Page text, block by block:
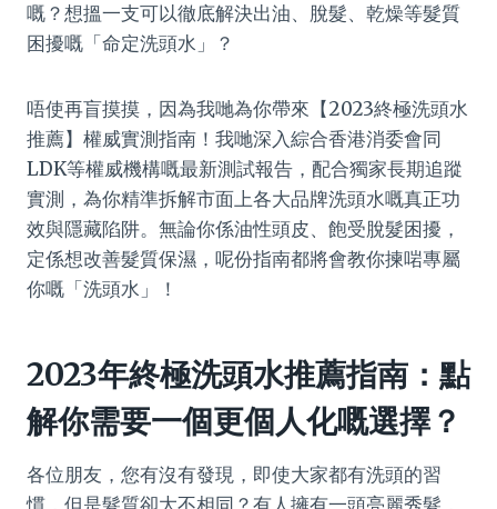
嘅？想搵一支可以徹底解決出油、脫髮、乾燥等髮質
困擾嘅「命定洗頭水」？
唔使再盲摸摸，因為我哋為你帶來【2023終極洗頭水
推薦】權威實測指南！我哋深入綜合香港消委會同
LDK等權威機構嘅最新測試報告，配合獨家長期追蹤
實測，為你精準拆解市面上各大品牌洗頭水嘅真正功
效與隱藏陷阱。無論你係油性頭皮、飽受脫髮困擾，
定係想改善髮質保濕，呢份指南都將會教你揀啱專屬
你嘅「洗頭水」！
2023年終極洗頭水推薦指南：點
解你需要一個更個人化嘅選擇？
各位朋友，您有沒有發現，即使大家都有洗頭的習